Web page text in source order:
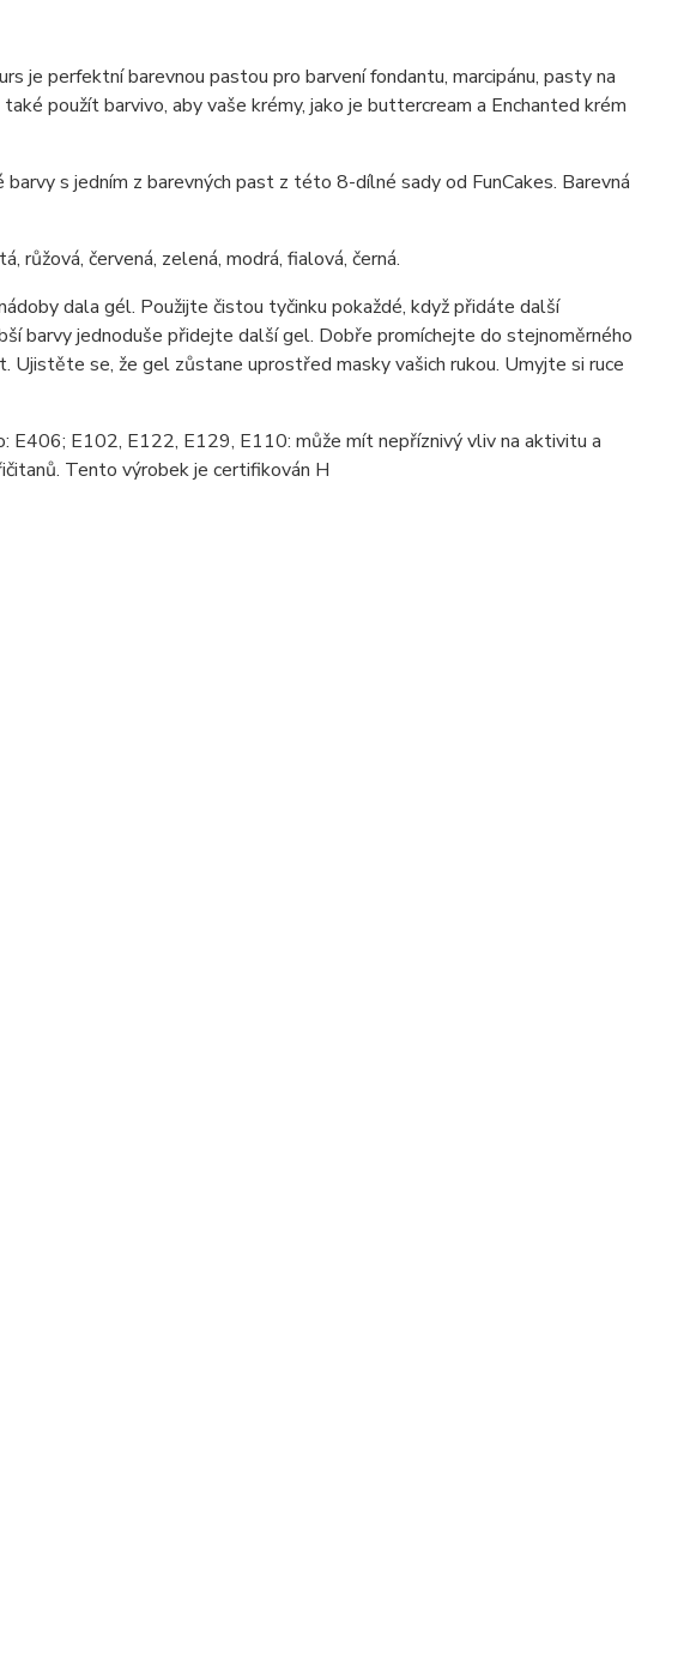
je perfektní barevnou pastou pro barvení fondantu, marcipánu, pasty na
použít barvivo, aby vaše krémy, jako je buttercream a Enchanted krém
s jedním z barevných past z této 8-dílné sady od FunCakes. Barevná
růžová, červená, zelená, modrá, fialová, černá.
dala gél. Použijte čistou tyčinku pokaždé, když přidáte další
barvy jednoduše přidejte další gel. Dobře promíchejte do stejnoměrného
Ujistěte se, že gel zůstane uprostřed masky vašich rukou. Umyjte si ruce
E406; E102, E122, E129, E110: může mít nepříznivý vliv na aktivitu a
Tento výrobek je certifikován H